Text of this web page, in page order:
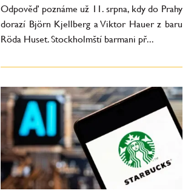
Odpověď poznáme už 11. srpna, kdy do Prahy
dorazí Björn Kjellberg a Viktor Hauer z baru
Röda Huset. Stockholmští barmani př...